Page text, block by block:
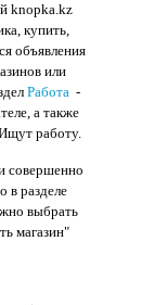
knopka.kz
купить,
объявления
или
Работа-
а также
работу.
совершенно
в разделе
выбрать
магазин"